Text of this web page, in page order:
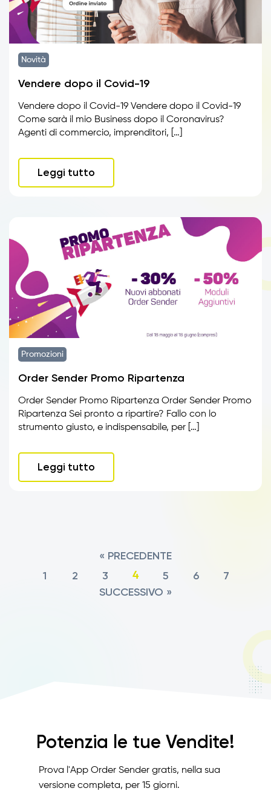
Novità
Vendere dopo il Covid-19
Vendere dopo il Covid-19 Vendere dopo il Covid-19
Come sarà il mio Business dopo il Coronavirus?
Agenti di commercio, imprenditori, […]
Leggi tutto
Promozioni
Order Sender Promo Ripartenza
Order Sender Promo Ripartenza Order Sender Promo
Ripartenza Sei pronto a ripartire? Fallo con lo
strumento giusto, e indispensabile, per […]
Leggi tutto
« PRECEDENTE
1
2 3 4 5 6
7
SUCCESSIVO »
Potenzia le tue Vendite!
Prova l'App Order Sender gratis, nella sua
versione completa, per 15 giorni.